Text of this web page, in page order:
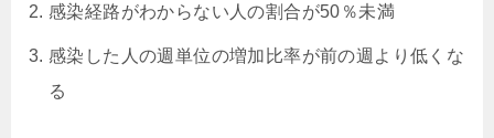
感染経路がわからない人の割合が50％未満
感染した人の週単位の増加比率が前の週より低くな
る